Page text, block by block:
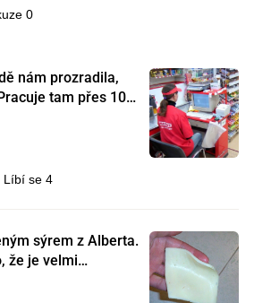
0
nám prozradila,
tam přes 10
sýrem z Alberta.
že je velmi